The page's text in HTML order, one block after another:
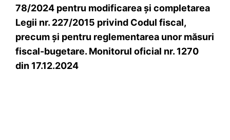
78/2024 pentru modificarea şi completarea
Legii nr. 227/2015 privind Codul fiscal,
precum şi pentru reglementarea unor măsuri
fiscal-bugetare. Monitorul oficial nr. 1270
din 17.12.2024